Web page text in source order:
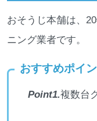
おそうじ本舗は、
ニング業者です。
おすすめポイ
Point1.複数台